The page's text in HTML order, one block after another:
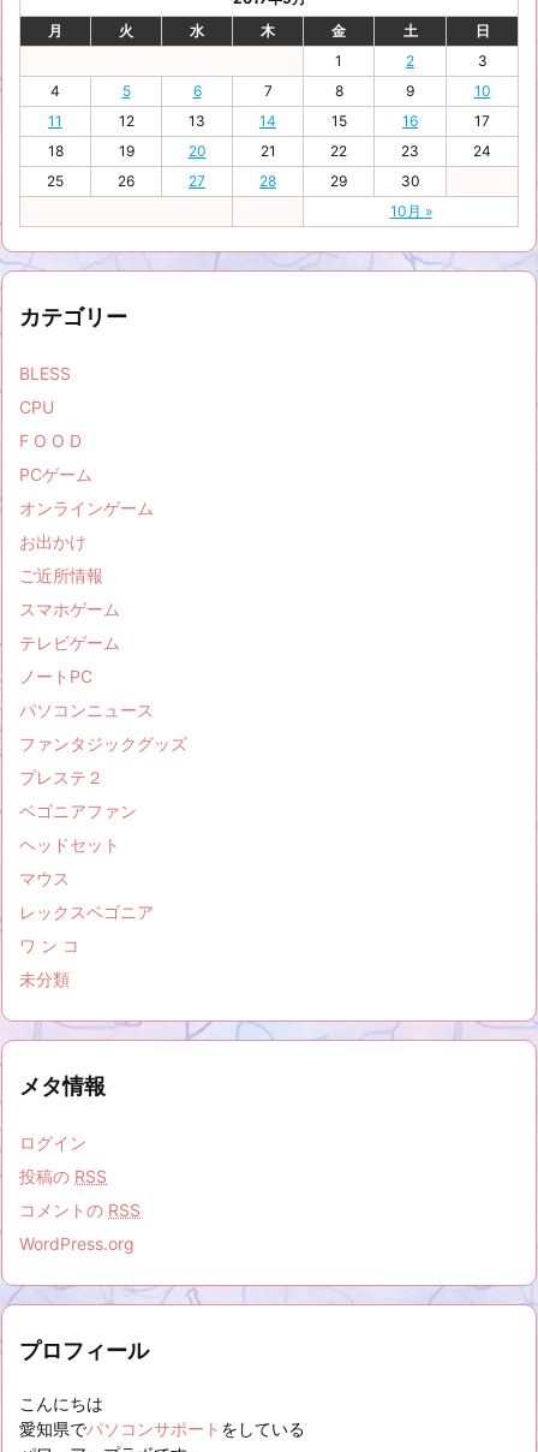
月
火 水 木 金 土 日
10月 »
1 2
3
4
5 6 7 8 9
10
11
12 13 14 15 16
17
18
19 20 21 22 23
24
25
26 27 28 29 30
カテゴリー
BLESS
CPU
F O O D
PCゲーム
オンラインゲーム
お出かけ
ご近所情報
スマホゲーム
テレビゲーム
ノートPC
パソコンニュース
ファンタジックグッズ
プレステ２
ベゴニアファン
ヘッドセット
マウス
レックスベゴニア
ワ ン コ
未分類
メタ情報
ログイン
投稿の RSS
コメントの RSS
WordPress.org
プロフィール
こんにちは
愛知県でパソコンサポート をしている